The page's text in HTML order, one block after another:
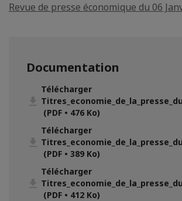
Revue de presse économique du 06
Documentation
Télécharger
(PDF • 476 Ko)
Télécharger
(PDF • 389 Ko)
Télécharger
(PDF • 412 Ko)